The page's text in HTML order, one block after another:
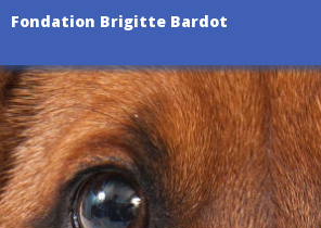
Fondation Brigitte Bardot